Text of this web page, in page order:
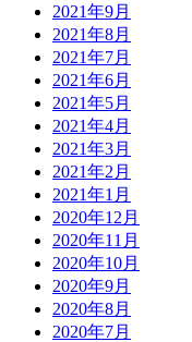
2021年9月
2021年8月
2021年7月
2021年6月
2021年5月
2021年4月
2021年3月
2021年2月
2021年1月
2020年12月
2020年11月
2020年10月
2020年9月
2020年8月
2020年7月